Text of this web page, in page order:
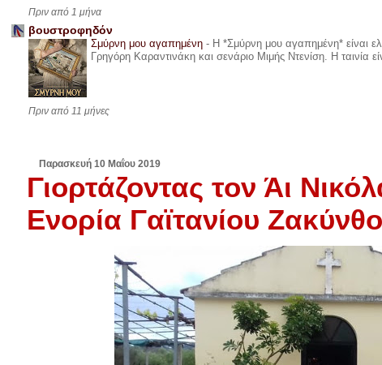
Πριν από 1 μήνα
βουστροφηδόν
Σμύρνη μου αγαπημένη - Η *Σμύρνη μου αγαπημένη* είναι
Γρηγόρη Καραντινάκη και σενάριο Μιμής Ντενίση. Η ταινία
Πριν από 11 μήνες
Παρασκευή 10 Μαΐου 2019
Γιορτάζοντας τον Άι
Ενορία Γαϊτανίου